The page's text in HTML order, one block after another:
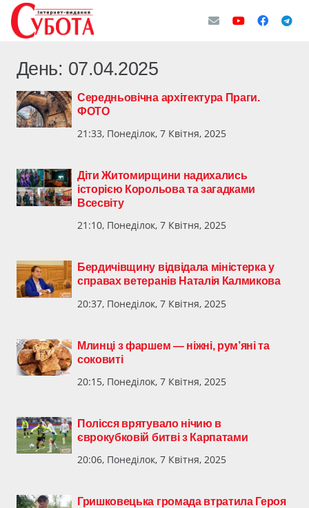
День: 07.04.2025
Середньовічна архітектура Праги.
ФОТО
21:33, Понеділок, 7 Квітня, 2025
Діти Житомирщини надихались
історією Корольова та загадками
Всесвіту
21:10, Понеділок, 7 Квітня, 2025
Бердичівщину відвідала міністерка у
справах ветеранів Наталія Калмикова
20:37, Понеділок, 7 Квітня, 2025
Млинці з фаршем — ніжні, рум’яні та
соковиті
20:15, Понеділок, 7 Квітня, 2025
Полісся врятувало нічию в
єврокубковій битві з Карпатами
20:06, Понеділок, 7 Квітня, 2025
Гришковецька громада втратила Героя